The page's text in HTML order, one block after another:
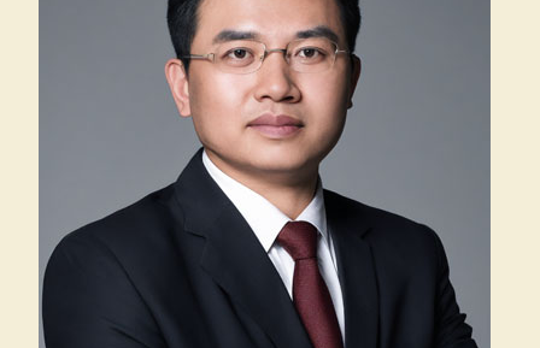
抚养权纠纷律师
涉外婚姻律师
遗产继承律师
关于我们